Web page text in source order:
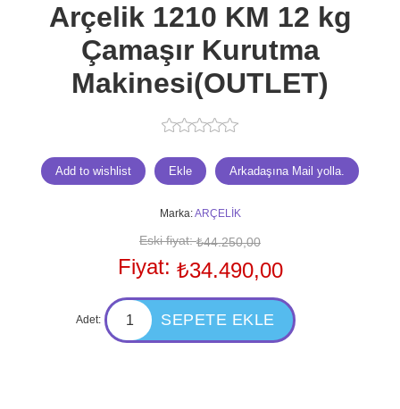
Arçelik 1210 KM 12 kg
Çamaşır Kurutma
Makinesi(OUTLET)
Marka:ARÇELİK
Eski fiyat: ₺44.250,00
Fiyat: ₺34.490,00
Adet: